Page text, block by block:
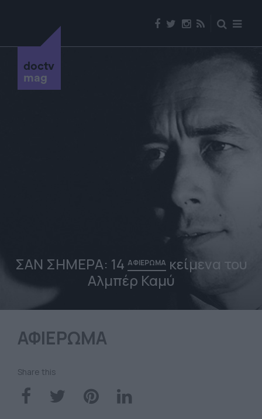
doctv
mag
ΣΑΝ ΣΗΜΕΡΑ: 14 ΑΦΙΕΡΩΜΑ κείμενα του
Αλμπέρ Καμύ
ΑΦΙΕΡΩΜΑ
Share this